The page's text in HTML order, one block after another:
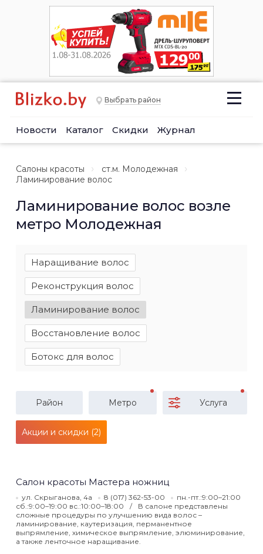
Выбрать район
Новости Каталог Скидки Журнал
Салоны красоты
ст.м. Молодежная
Ламинирование волос
Ламинирование волос возле
метро Молодежная
Наращивание волос
Реконструкция волос
Ламинирование волос
Восстановление волос
Ботокс для волос
Район Метро Услуга
Акции и скидки (2)
Салон красоты Мастера ножниц
ул. Скрыганова, 4а 8 (017) 362-53-00
пн.-пт.:9:00–21:00
сб.:9:00–19:00 вс.:10:00–18:00
В салоне представлены
сложные процедуры по улучшению вида волос –
ламинирование, каутеризация, перманентное
выпрямление, химическое выпрямление, элюминирование,
а также ленточное наращивание.